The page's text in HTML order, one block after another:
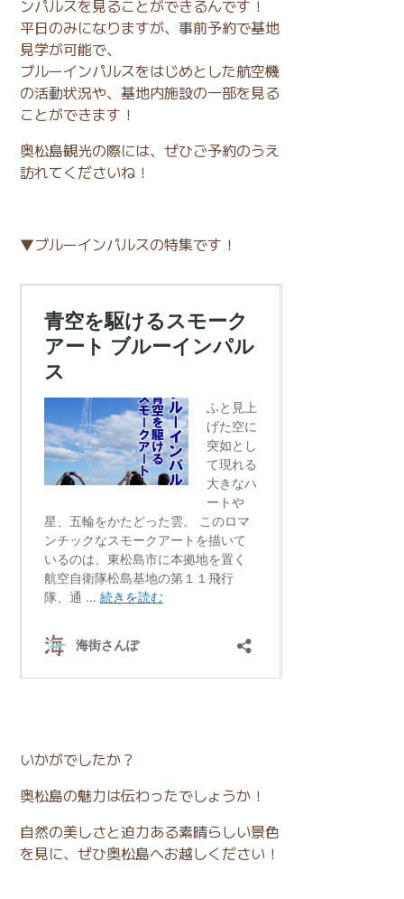
ンパルスを見ることができるんです！
平日のみになりますが、事前予約で基地
見学が可能で、
ブルーインパルスをはじめとした航空機
の活動状況や、基地内施設の一部を見る
ことができます！
奥松島観光の際には、ぜひご予約のうえ
訪れてくださいね！
▼ブルーインパルスの特集です！
いかがでしたか？
奥松島の魅力は伝わったでしょうか！
自然の美しさと迫力ある素晴らしい景色
を見に、ぜひ奥松島へお越しください！